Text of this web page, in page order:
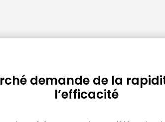
demande de la
l’efficacité